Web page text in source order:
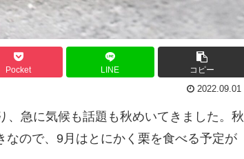
Pocket LINE コピー
2022.09.01
急に気候も話題も秋めいてきました。秋
ので、9月はとにかく栗を食べる予定が